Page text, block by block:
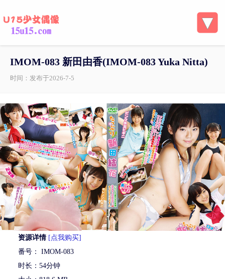
IMOM-083 新田由香(IMOM-083 Yuka Nitta)
时间：发布于2026-7-5
资源详情 [点我购买]
番号： IMOM-083
时长：54分钟